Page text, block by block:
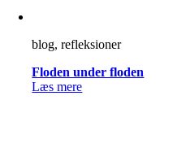
blog, refleksioner
Floden under floden
Læs mere